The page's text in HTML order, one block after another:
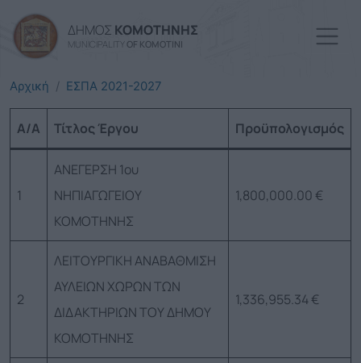
ΔΗΜΟΣ ΚΟΜΟΤΗΝΗΣ
MUNICIPALITY OF KOMOTINI
Αρχική ΕΣΠΑ 2021-2027
A/A Τίτλος Έργου Προϋπολογισμός
1
ΑΝΕΓΕΡΣΗ 1ου
ΝΗΠΙΑΓΩΓΕΙΟΥ
ΚΟΜΟΤΗΝΗΣ
1,800,000.00 €
2
ΛΕΙΤΟΥΡΓΙΚΗ ΑΝΑΒΑΘΜΙΣΗ
ΑΥΛΕΙΩΝ ΧΩΡΩΝ ΤΩΝ
ΔΙΔΑΚΤΗΡΙΩΝ ΤΟΥ ΔΗΜΟΥ
ΚΟΜΟΤΗΝΗΣ
1,336,955.34 €